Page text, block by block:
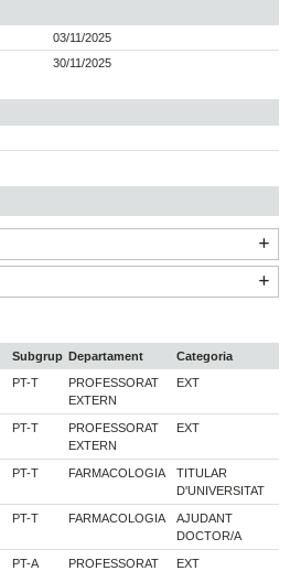
03/11/2025
30/11/2025
Subgrup Departament
Categoria
PT-T
PROFESSORAT
EXTERN
EXT
PT-T
PROFESSORAT
EXTERN
EXT
PT-T FARMACOLOGIA
TITULAR
D'UNIVERSITAT
PT-T FARMACOLOGIA
AJUDANT
DOCTOR/A
PT-A
PROFESSORAT
EXT